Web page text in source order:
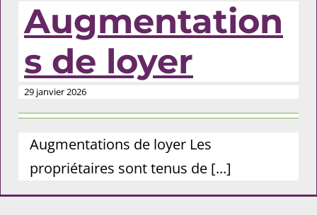
Augmentation
s de loyer
29 janvier 2026
Augmentations de loyer Les
propriétaires sont tenus de [...]